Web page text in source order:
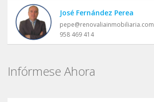
José Fernández Perea
pepe@renovaliainmobiliaria.com
958 469 414
Infórmese Ahora